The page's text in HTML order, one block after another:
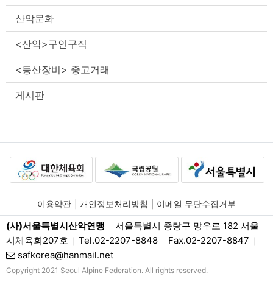
산악문화
<산악>구인구직
<등산장비> 중고거래
게시판
이용약관 개인정보처리방침 이메일 무단수집거부
(사)서울특별시산악연맹
서울특별시 중랑구 망우로 182 서울
시체육회207호
Tel.02-2207-8848 Fax.02-2207-8847
safkorea@hanmail.net
Copyright 2021 Seoul Alpine Federation. All rights reserved.